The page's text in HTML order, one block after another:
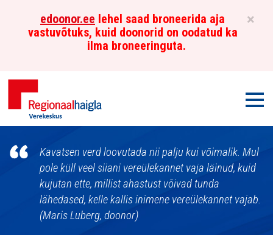
×
edoonor.ee lehel saad broneerida aja
vastuvõtuks, kuid doonorid on oodatud ka
ilma broneeringuta.
Põhja-
Eesti
Regionaalhaigla
Verekeskus
Kavatsen verd loovutada nii palju kui võimalik. Mul
pole küll veel siiani vereülekannet vaja läinud, kuid
kujutan ette, millist ahastust võivad tunda
lähedased, kelle kallis inimene vereülekannet vajab.
(Maris Luberg, doonor)